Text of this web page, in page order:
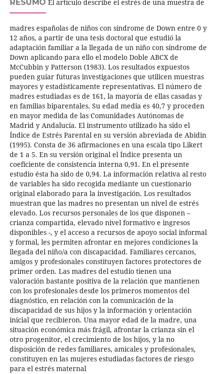
RESUMO El artículo describe el estrés de una muestra de
madres españolas de niños con síndrome de Down entre 0 y
12 años, a partir de una tesis doctoral que estudió la
adaptación familiar a la llegada de un niño con síndrome de
Down aplicando para ello el modelo Doble ABCX de
McCubbin y Patterson (1983). Los resultados expuestos
pueden guiar futuras investigaciones que utilicen muestras
mayores y estadísticamente representativas. El número de
madres estudiadas es de 161, la mayoría de ellas casadas y
en familias biparentales. Su edad media es 40,7 y proceden
en mayor medida de las Comunidades Autónomas de
Madrid y Andalucía. El instrumento utilizado ha sido el
Índice de Estrés Parental en su versión abreviada de Abidin
(1995). Consta de 36 afirmaciones en una escala tipo Likert
de 1 a 5. En su versión original el Índice presenta un
coeficiente de consistencia interna 0,91. En el presente
estudio ésta ha sido de 0,94. La información relativa al resto
de variables ha sido recogida mediante un cuestionario
original elaborado para la investigación. Los resultados
muestran que las madres no presentan un nivel de estrés
elevado. Los recursos personales de los que disponen –
crianza compartida, elevado nivel formativo e ingresos
disponibles -, y el acceso a recursos de apoyo social informal
y formal, les permiten afrontar en mejores condiciones la
llegada del niño/a con discapacidad. Familiares cercanos,
amigos y profesionales constituyen factores protectores de
primer orden. Las madres del estudio tienen una
valoración bastante positiva de la relación que mantienen
con los profesionales desde los primeros momentos del
diagnóstico, en relación con la comunicación de la
discapacidad de sus hijos y la información y orientación
inicial que recibieron. Una mayor edad de la madre, una
situación económica más frágil, afrontar la crianza sin el
otro progenitor, el crecimiento de los hijos, y la no
disposición de redes familiares, amicales y profesionales,
constituyen en las mujeres estudiadas factores de riesgo
para el estrés maternal